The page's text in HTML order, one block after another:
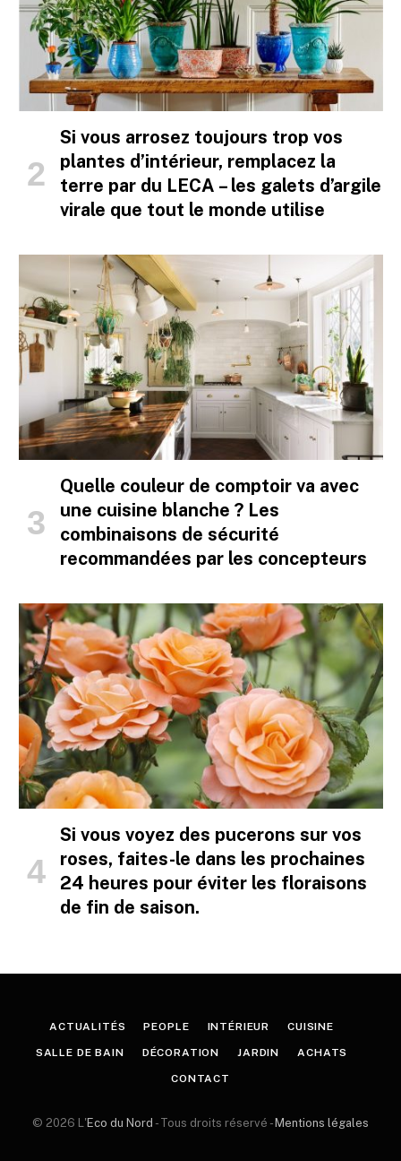
Si vous arrosez toujours trop vos
plantes d’intérieur, remplacez la
terre par du LECA – les galets d’argile
virale que tout le monde utilise
Quelle couleur de comptoir va avec
une cuisine blanche ? Les
combinaisons de sécurité
recommandées par les concepteurs
Si vous voyez des pucerons sur vos
roses, faites-le dans les prochaines
24 heures pour éviter les floraisons
de fin de saison.
ACTUALITÉS PEOPLE INTÉRIEUR CUISINE
SALLE DE BAIN DÉCORATION JARDIN ACHATS
CONTACT
© 2026 L'Eco du Nord - Tous droits réservé -Mentions légales